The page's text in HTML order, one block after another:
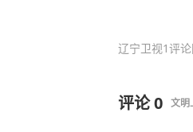
辽宁卫视1评论
评论0 文明